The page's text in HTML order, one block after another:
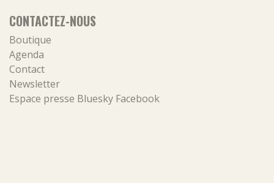
CONTACTEZ-NOUS
Boutique
Agenda
Contact
Newsletter
Espace presse Bluesky Facebook